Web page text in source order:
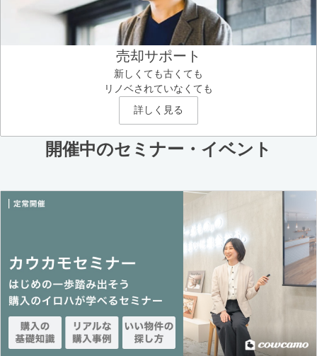
売却サポート
新しくても古くても
リノベされていなくても
詳しく見る
開催中のセミナー・イベント